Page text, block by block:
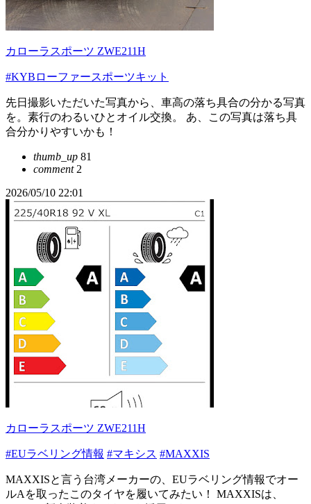
カローラスポーツ ZWE211H
#KYBローファースポーツキット
先日撮影いただいた写真から、車高の落ち具合の分かる写真
を。素行のわるいひとオイル交換。 あ、この写真は落ち具
合分かりやすいかも！
thumb_up 81
comment2
2026/05/10 22:01
カローラスポーツ ZWE211H
#EUラベリング情報 #マキシス #MAXXIS
MAXXISと言う台湾メーカーの、EUラベリング情報でオー
ルAを取ったこのタイヤを履いてみたい！ MAXXISは、